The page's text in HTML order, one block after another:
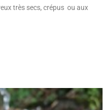
très secs, crépus ou aux